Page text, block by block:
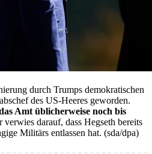
durch Trumps demokratischen
des US-Heeres geworden.
Amt üblicherweise noch bis
verwies darauf, dass Hegseth bereits
Militärs entlassen hat. (sda/dpa)